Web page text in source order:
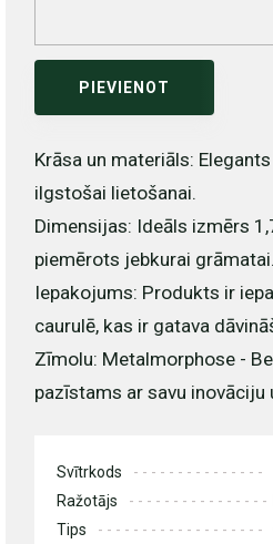
PIEVIENOT
Krāsa un materiāls:
ilgstošai lietošanai.
Dimensijas: Ideāls izmērs
piemērots jebkurai grāmatai.
Iepakojums: Produkts ir
caurulē, kas ir gatava
Zīmolu: Metalmorphose -
pazīstams ar savu inovāciju
Svītrkods
Ražotājs
Tips